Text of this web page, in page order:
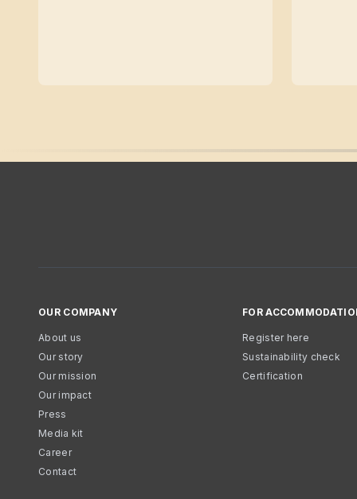
OUR COMPANY
About us
Our story
Our mission
Our impact
Press
Media kit
Career
Contact
FOR
Register here
Sustainability check
Certification